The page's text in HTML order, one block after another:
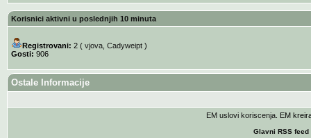
Korisnici aktivni u poslednjih 10 minuta
Registrovani: 2 ( vjova, Cadyweipt)
Gosti: 906
Ostale Informacije
EM uslovi koriscenja . EM
Glavni RSS feed